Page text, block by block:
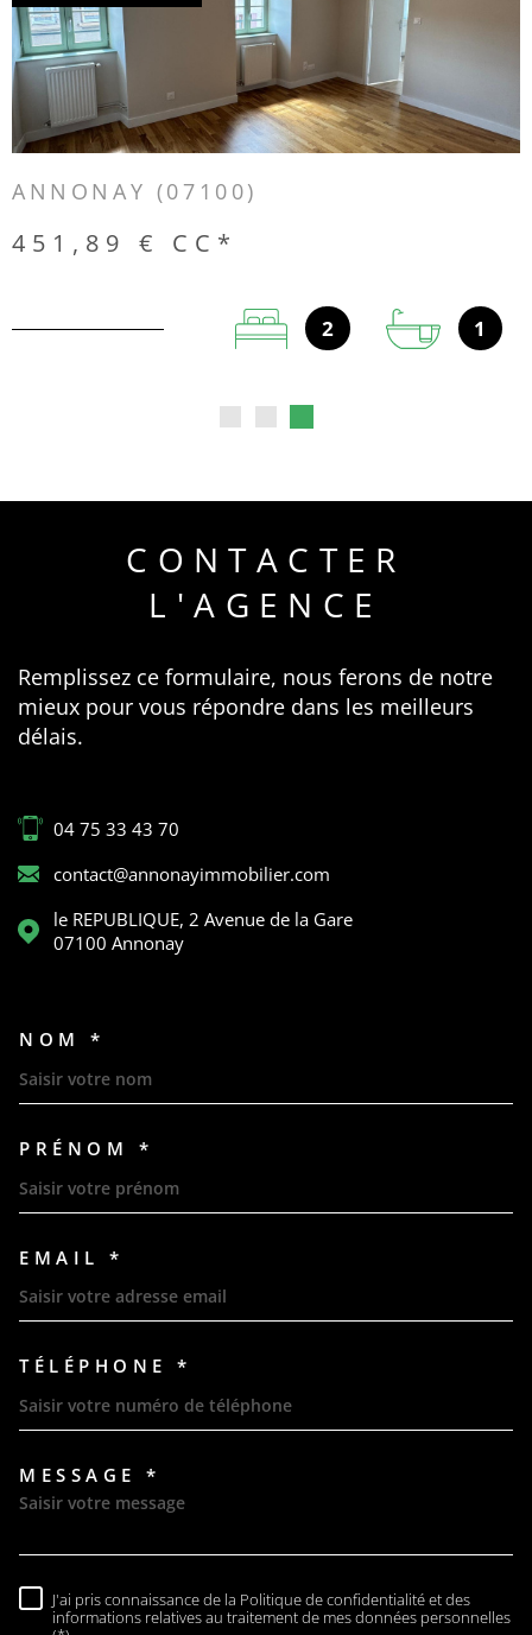
VOIR LE BIEN
ANNONAY (07100)
451,89 € CC*
2 1
CONTACTER
L'AGENCE
Remplissez ce formulaire, nous ferons de notre
mieux pour vous répondre dans les meilleurs
délais.
04 75 33 43 70
contact@annonayimmobilier.com
le REPUBLIQUE, 2 Avenue de la Gare
07100
Annonay
NOM *
PRÉNOM *
EMAIL *
TÉLÉPHONE *
MESSAGE *
RÈGLEMENTATION
J'ai pris connaissance de la Politique de confidentialité et des
informations relatives au traitement de mes données personnelles